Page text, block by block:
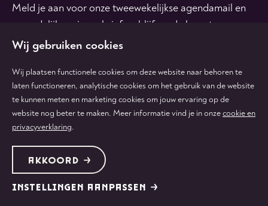
Meld je aan voor onze tweewekelijkse agendamail en
maandelijkse nieuwsbrief en blijf op de hoogte.
Volg
ons
op
tiktok
Volg
ons
op
facebook
Volg
ons
instagram
Volg
ons
Volg
ons
Protected by:de Merkplaats
Colofon & disclaimer
Privacy & cookies
Wij gebruiken cookies
Wij plaatsen functionele cookies om deze website naar behoren te
laten functioneren, analytische cookies om het gebruik van de website
te kunnen meten en marketing cookies om jouw ervaring op de
website nog beter te maken. Meer informatie vind je in onzecookie en
privacyverklaring.
AKKOORD
INSTELLINGEN AANPASSEN